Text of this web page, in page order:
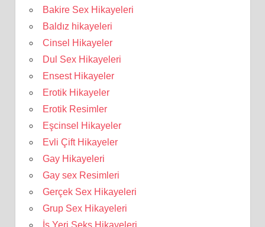
Bakire Sex Hikayeleri
Baldız hikayeleri
Cinsel Hikayeler
Dul Sex Hikayeleri
Ensest Hikayeler
Erotik Hikayeler
Erotik Resimler
Eşcinsel Hikayeler
Evli Çift Hikayeler
Gay Hikayeleri
Gay sex Resimleri
Gerçek Sex Hikayeleri
Grup Sex Hikayeleri
İş Yeri Seks Hikayeleri